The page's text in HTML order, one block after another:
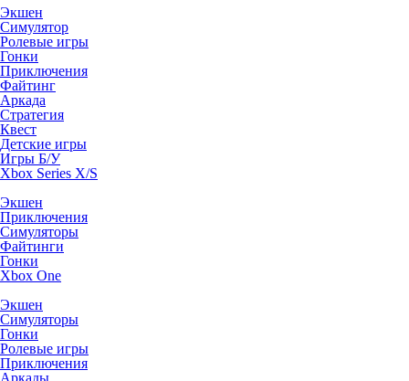
Экшен
Симулятор
Ролевые игры
Гонки
Приключения
Файтинг
Аркада
Стратегия
Квест
Детские игры
Игры Б/У
Xbox Series X/S
Экшен
Приключения
Симуляторы
Файтинги
Гонки
Xbox One
Экшен
Симуляторы
Гонки
Ролевые игры
Приключения
Аркады